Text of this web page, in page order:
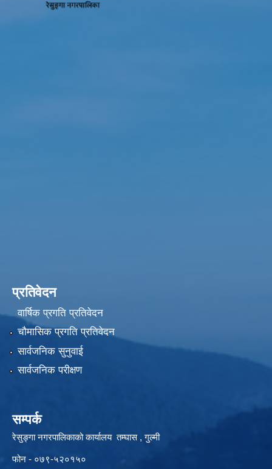
प्रतिवेदन
वार्षिक प्रगति प्रतिवेदन
चौमासिक प्रगति प्रतिवेदन
सार्वजनिक सुनुवाई
सार्वजनिक परीक्षण
सम्पर्क
रेसुङ्गा नगरपालिकाको कार्यालय तम्घास , गुल्मी
फोन - ०७९-५२०१५०